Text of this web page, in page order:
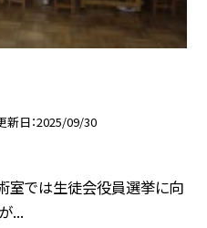
新日 2025/09/30
室では生徒会役員選挙に向
...